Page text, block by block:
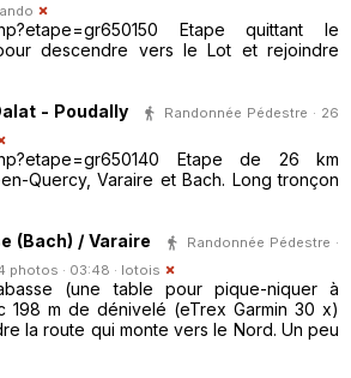
Etape quittant le
descendre vers le Lot et rejoindre
- Poudally
Randonnée Pédestre · 26
Etape de 26 km
Quercy, Varaire et Bach. Long tronçon
(Bach) / Varaire
Randonnée Pédestre ·
photos · 03:48 · lotois
(une table pour pique-niquer à
198 m de dénivelé (eTrex Garmin 30 x)
la route qui monte vers le Nord. Un peu